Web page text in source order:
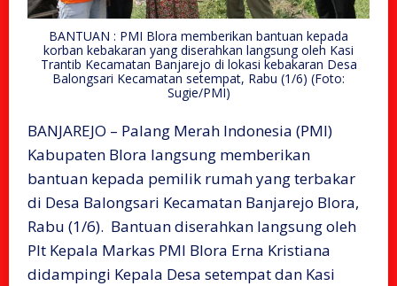
BANTUAN : PMI Blora memberikan bantuan kepada
korban kebakaran yang diserahkan langsung oleh Kasi
Trantib Kecamatan Banjarejo di lokasi kebakaran Desa
Balongsari Kecamatan setempat, Rabu (1/6) (Foto:
Sugie/PMI)
BANJAREJO – Palang Merah Indonesia (PMI)
Kabupaten Blora langsung memberikan
bantuan kepada pemilik rumah yang terbakar
di Desa Balongsari Kecamatan Banjarejo Blora,
Rabu (1/6). Bantuan diserahkan langsung oleh
Plt Kepala Markas PMI Blora Erna Kristiana
didampingi Kepala Desa setempat dan Kasi